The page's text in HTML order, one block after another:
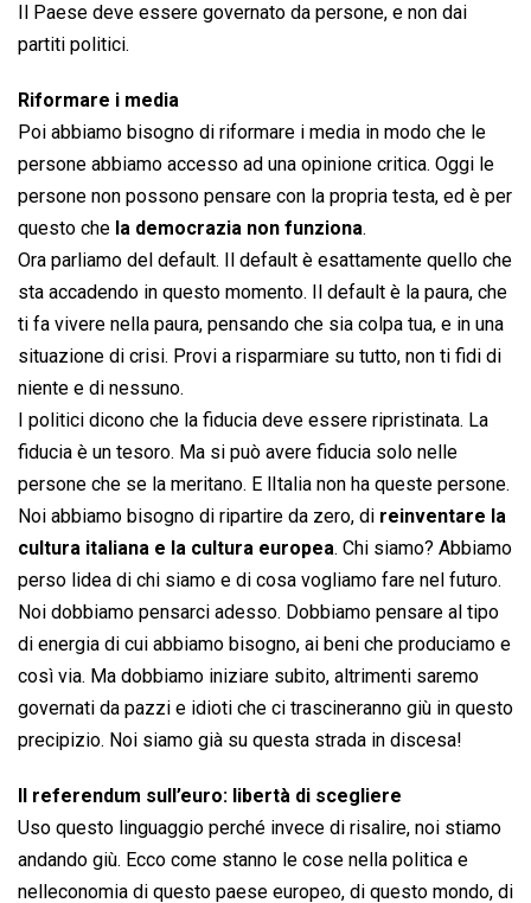
Il Paese deve essere governato da persone, e non dai
partiti politici.
Riformare i media
Poi abbiamo bisogno di riformare i media in modo che le
persone abbiamo accesso ad una opinione critica. Oggi le
persone non possono pensare con la propria testa, ed è per
questo che la democrazia non funziona.
Ora parliamo del default. Il default è esattamente quello che
sta accadendo in questo momento. Il default è la paura, che
ti fa vivere nella paura, pensando che sia colpa tua, e in una
situazione di crisi. Provi a risparmiare su tutto, non ti fidi di
niente e di nessuno.
I politici dicono che la fiducia deve essere ripristinata. La
fiducia è un tesoro. Ma si può avere fiducia solo nelle
persone che se la meritano. E lItalia non ha queste persone.
Noi abbiamo bisogno di ripartire da zero, di reinventare la
cultura italiana e la cultura europea. Chi siamo? Abbiamo
perso lidea di chi siamo e di cosa vogliamo fare nel futuro.
Noi dobbiamo pensarci adesso. Dobbiamo pensare al tipo
di energia di cui abbiamo bisogno, ai beni che produciamo e
così via. Ma dobbiamo iniziare subito, altrimenti saremo
governati da pazzi e idioti che ci trascineranno giù in questo
precipizio. Noi siamo già su questa strada in discesa!
Il referendum sull’euro: libertà di scegliere
Uso questo linguaggio perché invece di risalire, noi stiamo
andando giù. Ecco come stanno le cose nella politica e
nelleconomia di questo paese europeo, di questo mondo, di